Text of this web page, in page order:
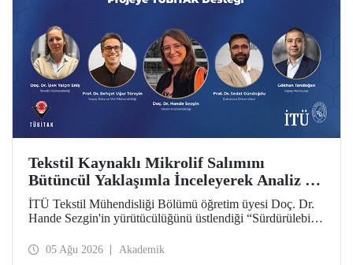
Tekstil Kaynaklı Mikrolif Salımını
Bütüncül Yaklaşımla İnceleyerek Analiz ve
Azaltım Stratejileri Geliştirecek Projeye
TÜBİTAK Desteği
İTÜ Tekstil Mühendisliği Bölümü öğretim üyesi Doç. Dr.
Hande Sezgin'in yürütücülüğünü üstlendiği “Sürdürülebilir
Koşullarına Bağlı Mikrolif Salımı: Aşınma, UV Maruziyeti
05 Ağu 2026 Akademik